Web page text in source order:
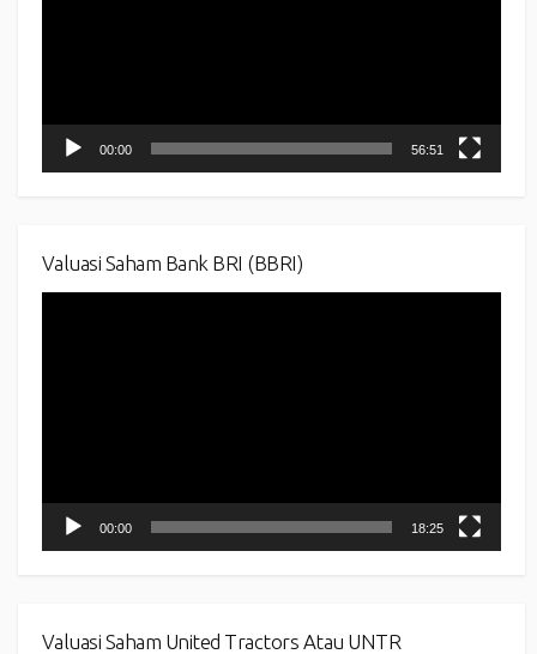
00:00 56:51
Valuasi Saham Bank BRI (BBRI)
00:00 18:25
Valuasi Saham United Tractors Atau UNTR